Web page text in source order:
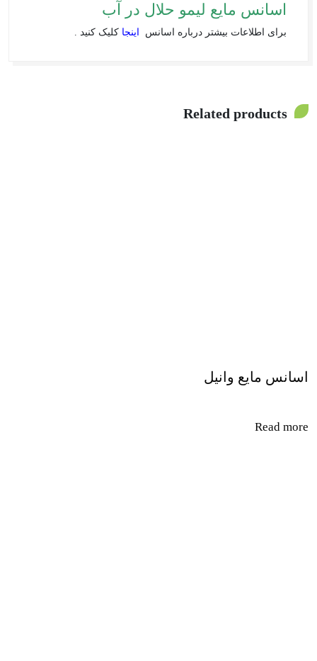
اسانس مایع لیمو حلال در آب
برای اطلاعات بیشتر درباره اسانس اینجا کلیک کنید .
Related products
اسانس مایع وانیل
Read more